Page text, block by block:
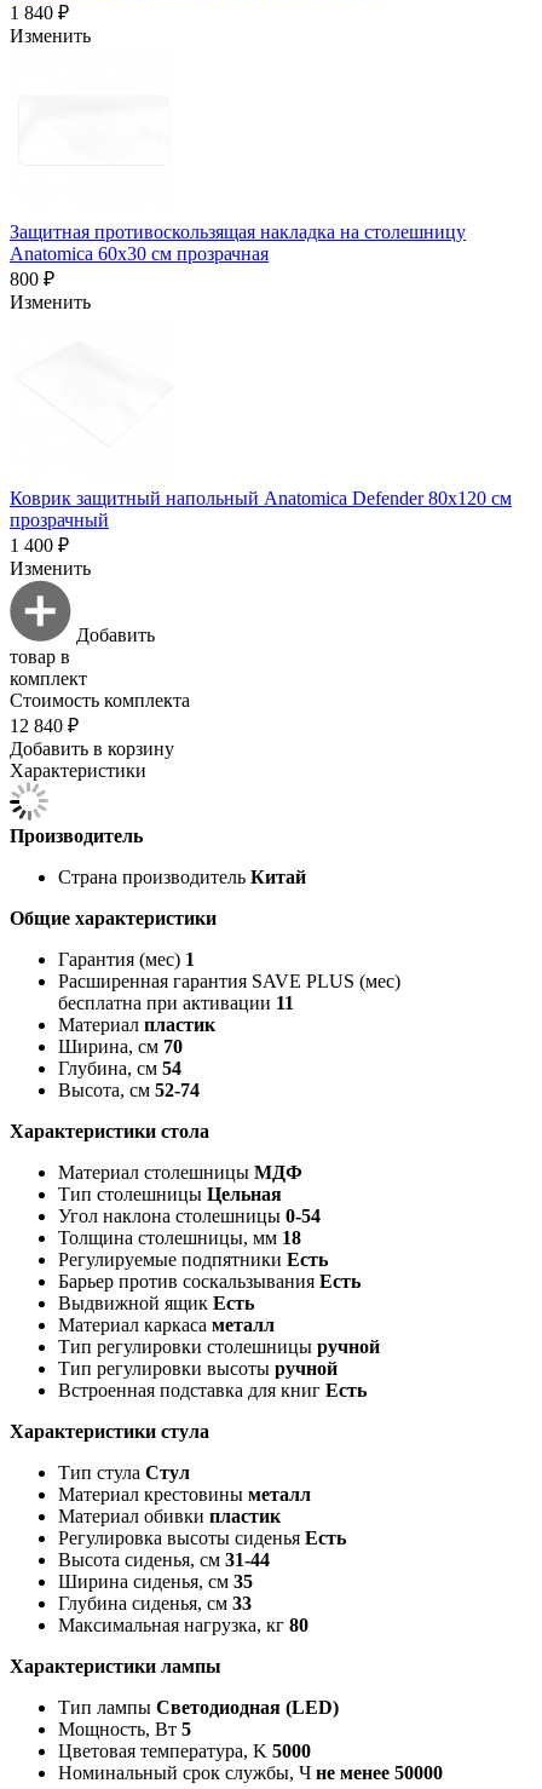
1 840 ₽
Изменить
Защитная противоскользящая накладка на столешницу
Anatomica 60x30 см прозрачная
800 ₽
Изменить
Коврик защитный напольный Anatomica Defender 80х120 см
прозрачный
1 400 ₽
Изменить
Добавить
товар в
комплект
Стоимость комплекта
12 840 ₽
Добавить в корзину
Характеристики
Производитель
Страна производитель Китай
Общие характеристики
Гарантия (мес) 1
Расширенная гарантия SAVE PLUS (мес)
бесплатна при активации 11
Материал пластик
Ширина, см 70
Глубина, см 54
Высота, см 52-74
Характеристики стола
Материал столешницы МДФ
Тип столешницы Цельная
Угол наклона столешницы 0-54
Толщина столешницы, мм 18
Регулируемые подпятники Есть
Барьер против соскальзывания Есть
Выдвижной ящик Есть
Материал каркаса металл
Тип регулировки столешницы ручной
Тип регулировки высоты ручной
Встроенная подставка для книг Есть
Характеристики стула
Тип стула Стул
Материал крестовины металл
Материал обивки пластик
Регулировка высоты сиденья Есть
Высота сиденья, см 31-44
Ширина сиденья, см 35
Глубина сиденья, см 33
Максимальная нагрузка, кг 80
Характеристики лампы
Тип лампы Светодиодная (LED)
Мощность, Вт 5
Цветовая температура, K 5000
Номинальный срок службы, Ч не менее 50000